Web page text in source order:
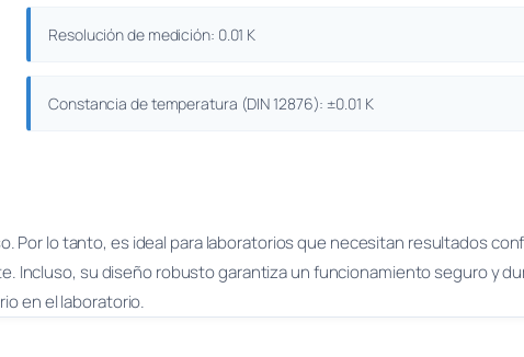
Resolución de medición: 0.01 K
Constancia de temperatura (DIN 12876): ±0.01 K
Por lo tanto, es ideal para laboratorios que necesitan resultados
Incluso, su diseño robusto garantiza un funcionamiento seguro y
en el laboratorio.